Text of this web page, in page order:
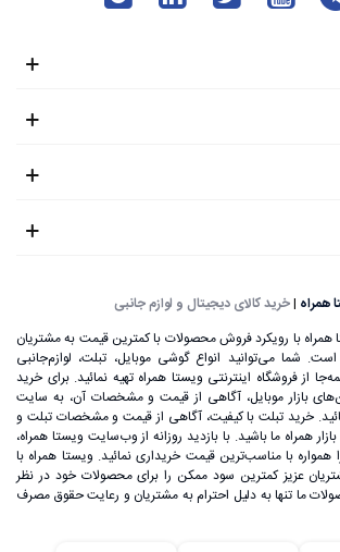
همراه |خرید کالای دیجیتال و لوازم جانبی
همراه با رویکرد فروش محصولات با کمترین قیمت به مشتریان
شما می‌توانید انواع گوشی موبایل، تبلت، لوازم‌جانبی
از فروشگاه اینترنتی ویستا همراه تهیه نمائید. برای خرید
بازار موبایل، آگاهی از قیمت و مشخصات آن، به ‌سایت
خرید تبلت با کیفیت، آگاهی از قیمت و مشخصات تبلت و
همراه ما باشید. با بازدید روزانه از وب‌سایت ویستا همراه،
با مناسب‌ترین قیمت خریداری نمائید. ویستا همراه با
عزیز کمترین سود ممکن را برای محصولات خود در نظر
ما تنها به دلیل احترام به مشتریان و رعایت حقوق مصرف